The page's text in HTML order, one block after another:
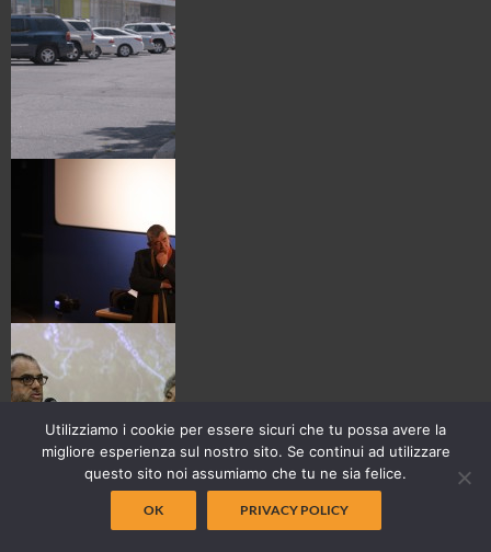
Utilizziamo i cookie per essere sicuri che tu possa avere la
migliore esperienza sul nostro sito. Se continui ad utilizzare
questo sito noi assumiamo che tu ne sia felice.
OK PRIVACY POLICY